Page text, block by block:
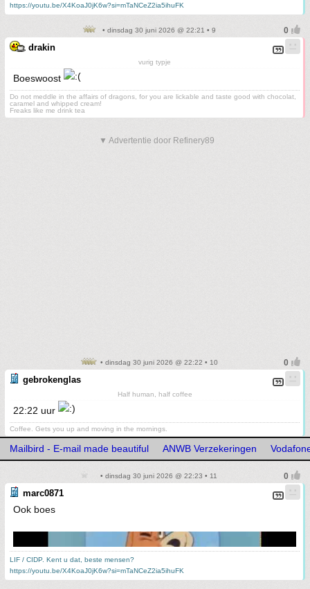
https://youtu.be/X4KoaJ0jK6w?si=mTaNCeZ2ia5ihuFK
• dinsdag 30 juni 2026 @ 22:21 • 9
drakin
vurig typje
Boeswoost
Do not meddle in the affairs of dragons, for you are lickable and taste good with chocolat,
caramel and whipped cream!
Freaks like me drink tea
▼ Advertentie door Refinery89
• dinsdag 30 juni 2026 @ 22:22 • 10
gebrokenglas
Half human, half coffee
22:22 uur
Coffee. Gets you up and moving in the mornings.
Mailbird - E-mail made beautiful ANWB Verzekeringen
• dinsdag 30 juni 2026 @ 22:23 • 11
marc0871
Ook boes
LIF / CIDP. Kent u dat, beste mensen?
https://youtu.be/X4KoaJ0jK6w?si=mTaNCeZ2ia5ihuFK